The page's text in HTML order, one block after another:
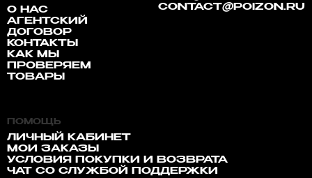
О НАС
АГЕНТСКИЙ
ДОГОВОР
КОНТАКТЫ
КАК МЫ
ПРОВЕРЯЕМ
ТОВАРЫ
CONTACT@POIZON.RU
ПОМОЩЬ
ЛИЧНЫЙ КАБИНЕТ
МОИ ЗАКАЗЫ
УСЛОВИЯ ПОКУПКИ И ВОЗВРАТА
ЧАТ СО СЛУЖБОЙ ПОДДЕРЖКИ